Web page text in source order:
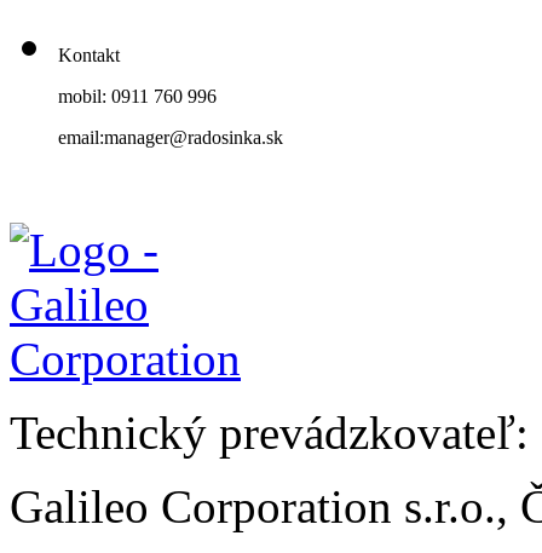
Kontakt
mobil: 0911 760 996
email:manager@radosinka.sk
Technický prevádzkovateľ:
Galileo Corporation s.r.o.,